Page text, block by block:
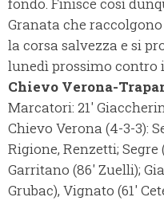
Granata che
la corsa salvezza e si
lunedì prossimo contro
Chievo Verona-
Marcatori: 21'
Chievo Verona (4-3-3):
Rigione, Renzetti; Segre
Garritano (86' Zuelli);
Grubac), Vignato (61'